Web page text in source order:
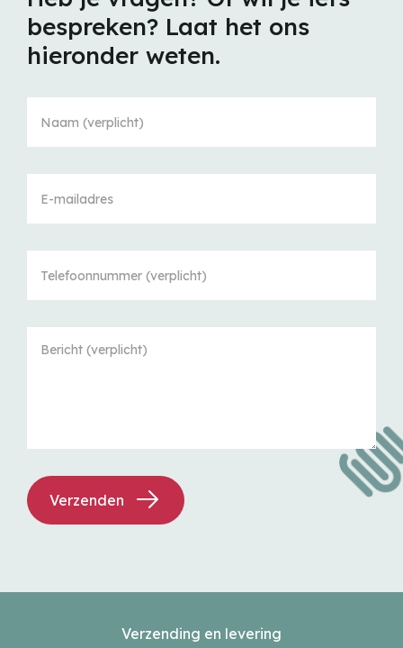
bespreken? Laat het ons
hieronder weten.
Verzenden
Verzending en levering